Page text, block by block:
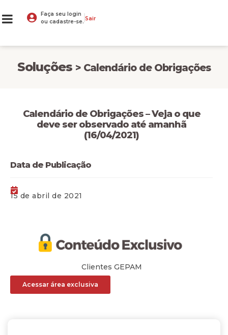
Faça seu login
ou cadastre-se. Sair
Soluções > Calendário de Obrigações
Calendário de Obrigações – Veja o que
deve ser observado até amanhã
(16/04/2021)
Data de Publicação
15 de abril de 2021
Clientes GEPAM
Acessar área exclusiva